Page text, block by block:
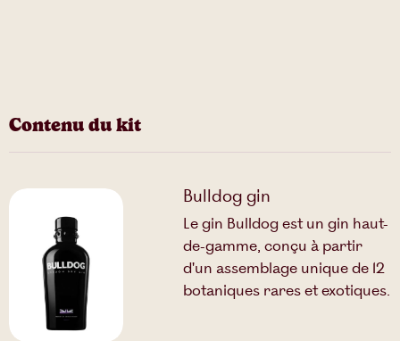
Contenu du kit
Bulldog gin
Le gin Bulldog est un gin haut-
de-gamme, conçu à partir
d'un assemblage unique de 12
botaniques rares et exotiques.